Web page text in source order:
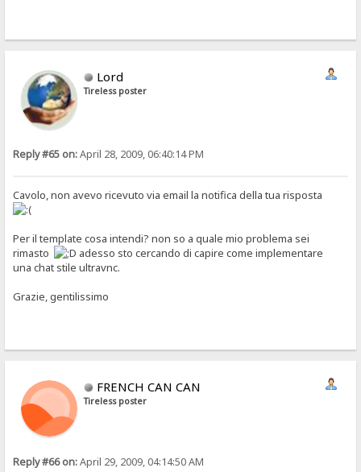
Lord
Tireless poster
Reply #65 on:April 28, 2009, 06:40:14 PM
Cavolo, non avevo ricevuto via email la notifica della tua risposta
Per il template cosa intendi? non so a quale mio problema sei
rimasto
adesso sto cercando di capire come implementare
una chat stile ultravnc.
Grazie, gentilissimo
FRENCH CAN CAN
Tireless poster
Reply #66 on:April 29, 2009, 04:14:50 AM